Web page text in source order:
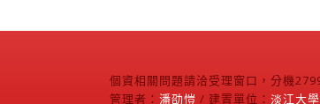
個資相關問題請洽受理窗口，分機
管理者： 潘劭愷 / 建置單位： 淡江大